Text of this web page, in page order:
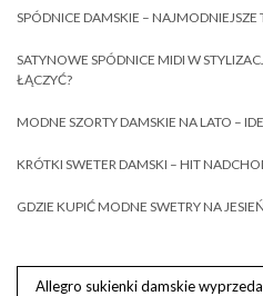
SPÓDNICE DAMSKIE – NAJMODNIEJSZE
SATYNOWE SPÓDNICE MIDI W
ŁĄCZYĆ?
MODNE SZORTY DAMSKIE NA LATO –
KRÓTKI SWETER DAMSKI – HIT
GDZIE KUPIĆ MODNE SWETRY NA
Allegro sukienki damskie